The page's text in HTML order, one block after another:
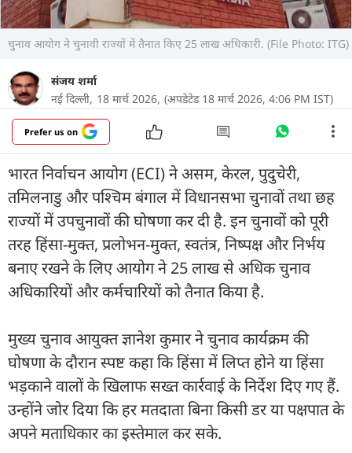
चुनाव आयोग ने चुनावी राज्यों में तैनात किए 25 लाख अधिकारी. (File Photo: ITG)
संजय शर्मा
नई दिल्ली, 18 मार्च 2026, (अपडेटेड 18 मार्च 2026, 4:06 PM IST)
Prefer us on
भारत निर्वाचन आयोग (ECI) ने असम, केरल, पुदुचेरी,
तमिलनाडु और पश्चिम बंगाल में विधानसभा चुनावों तथा छह
राज्यों में उपचुनावों की घोषणा कर दी है. इन चुनावों को पूरी
तरह हिंसा-मुक्त, प्रलोभन-मुक्त, स्वतंत्र, निष्पक्ष और निर्भय
बनाए रखने के लिए आयोग ने 25 लाख से अधिक चुनाव
अधिकारियों और कर्मचारियों को तैनात किया है.
मुख्य चुनाव आयुक्त ज्ञानेश कुमार ने चुनाव कार्यक्रम की
घोषणा के दौरान स्पष्ट कहा कि हिंसा में लिप्त होने या हिंसा
भड़काने वालों के खिलाफ सख्त कार्रवाई के निर्देश दिए गए हैं.
उन्होंने जोर दिया कि हर मतदाता बिना किसी डर या पक्षपात के
अपने मताधिकार का इस्तेमाल कर सके.